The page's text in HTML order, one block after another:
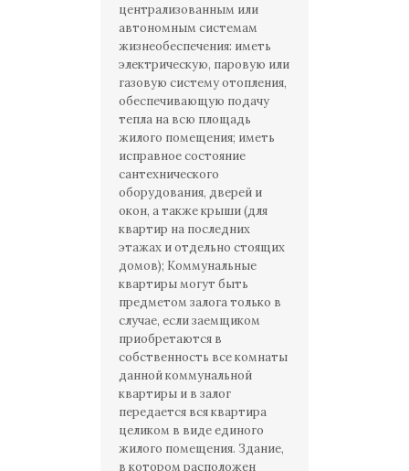
централизованным или
автономным системам
жизнеобеспечения: иметь
электрическую, паровую или
газовую систему отопления,
обеспечивающую подачу
тепла на всю площадь
жилого помещения; иметь
исправное состояние
сантехнического
оборудования, дверей и
окон, а также крыши (для
квартир на последних
этажах и отдельно стоящих
домов); Коммунальные
квартиры могут быть
предметом залога только в
случае, если заемщиком
приобретаются в
собственность все комнаты
данной коммунальной
квартиры и в залог
передается вся квартира
целиком в виде единого
жилого помещения. Здание,
в котором расположен